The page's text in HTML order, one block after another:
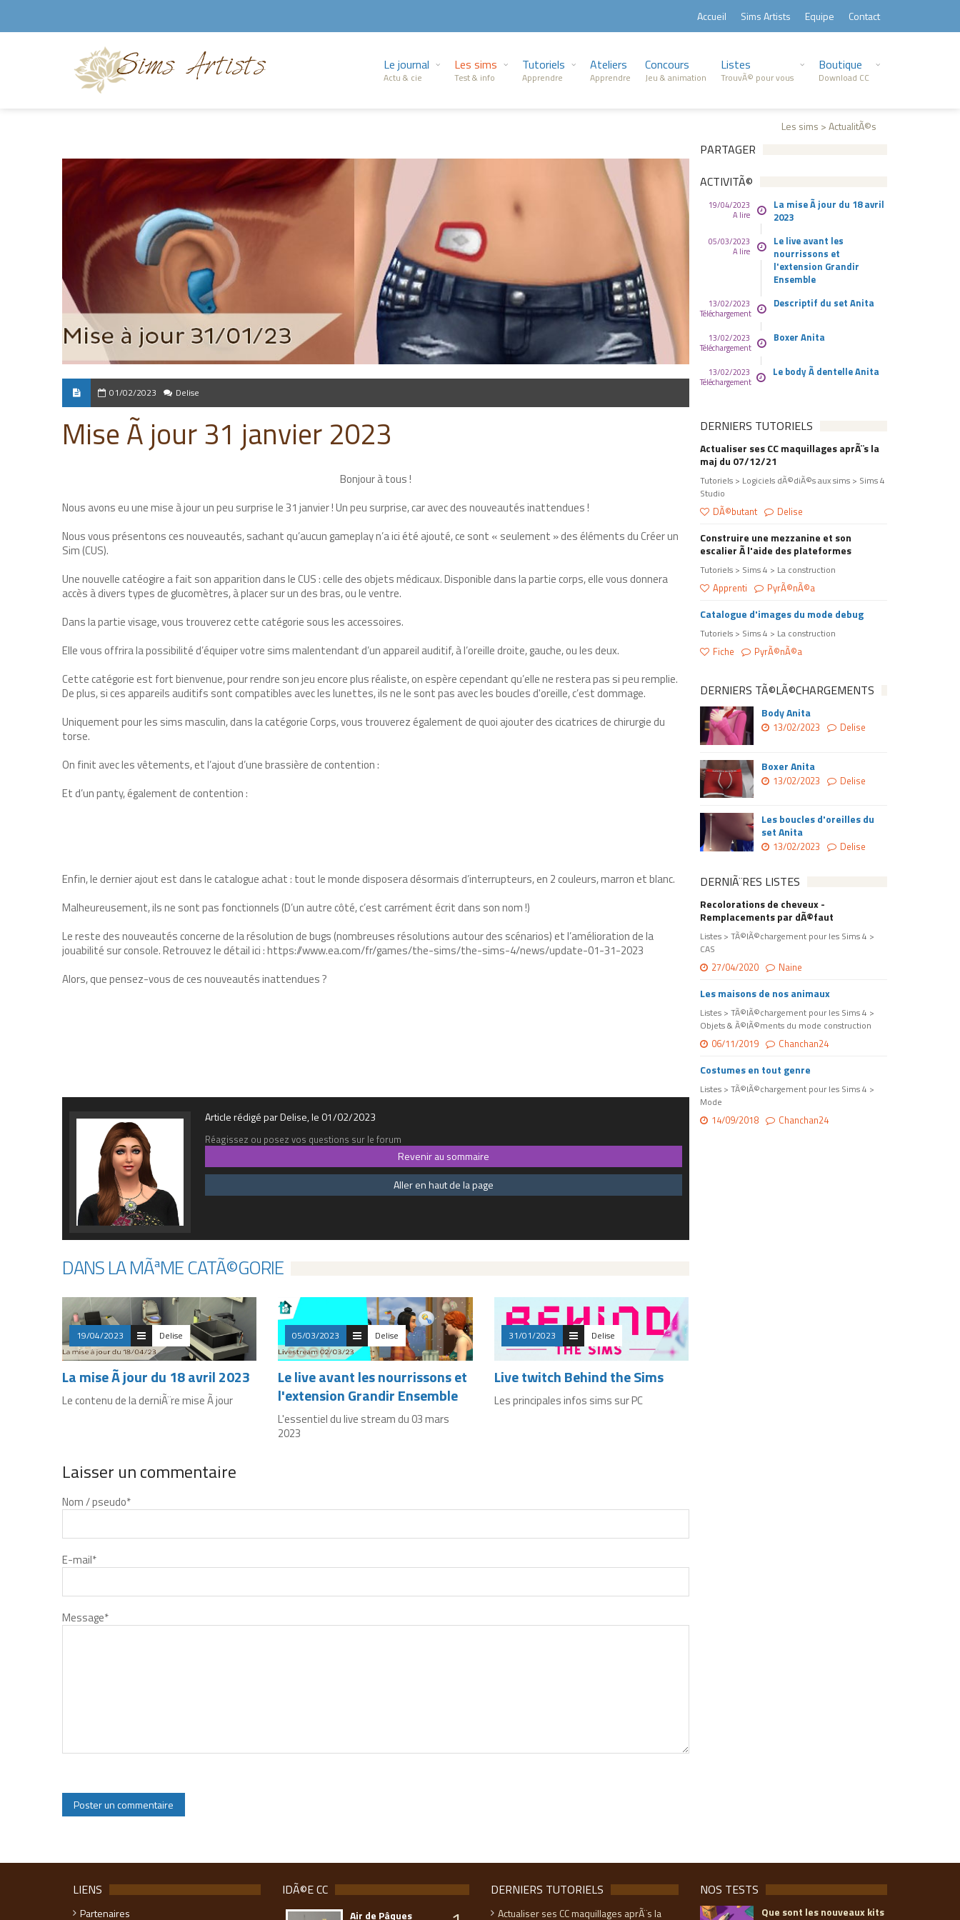
Accueil Sims Artists Equipe Contact
Le journal
Actu & cie
Les sims
Test & info
Tutoriels
Apprendre
Ateliers
Apprendre
Concours
Jeu & animation
Listes
TrouvÃ© pour vous
Boutique
Download CC
Les sims > ActualitÃ©s
01/02/2023 Delise
Mise Ã jour 31 janvier 2023
Bonjour à tous !
Nous avons eu une mise à jour un peu surprise le 31 janvier ! Un peu surprise, car avec des nouveautés inattendues !
Nous vous présentons ces nouveautés, sachant qu’aucun gameplay n’a ici été ajouté, ce sont « seulement » des éléments du Créer un
Sim (CUS).
Une nouvelle catéogire a fait son apparition dans le CUS : celle des objets médicaux. Disponible dans la partie corps, elle vous donnera
accès à divers types de glucomètres, à placer sur un des bras, ou le ventre.
Dans la partie visage, vous trouverez cette catégorie sous les accessoires.
Elle vous offrira la possibilité d’équiper votre sims malentendant d’un appareil auditif, à l’oreille droite, gauche, ou les deux.
Cette catégorie est fort bienvenue, pour rendre son jeu encore plus réaliste, on espère cependant qu’elle ne restera pas si peu remplie.
De plus, si ces appareils auditifs sont compatibles avec les lunettes, ils ne le sont pas avec les boucles d'oreille, c’est dommage.
Uniquement pour les sims masculin, dans la catégorie Corps, vous trouverez également de quoi ajouter des cicatrices de chirurgie du
torse.
On finit avec les vêtements, et l’ajout d’une brassière de contention :
Et d’un panty, également de contention :
Enfin, le dernier ajout est dans le catalogue achat : tout le monde disposera désormais d’interrupteurs, en 2 couleurs, marron et blanc.
Malheureusement, ils ne sont pas fonctionnels (D’un autre côté, c’est carrément écrit dans son nom !)
Le reste des nouveautés concerne de la résolution de bugs (nombreuses résolutions autour des scénarios) et l’amélioration de la
jouabilité sur console. Retrouvez le détail ici : https://www.ea.com/fr/games/the-sims/the-sims-4/news/update-01-31-2023
Alors, que pensez-vous de ces nouveautés inattendues ?
Article rédigé par Delise, le 01/02/2023
Réagissez ou posez vos questions sur le forum
Revenir au sommaire
Aller en haut de la page
DANS LA MÃªME CATÃ©GORIE
19/04/2023 Delise
La mise Ã jour du 18 avril 2023
Le contenu de la derniÃ¨re mise Ã jour
05/03/2023 Delise
Le live avant les nourrissons et
l'extension Grandir Ensemble
L'essentiel du live stream du 03 mars
2023
31/01/2023 Delise
Live twitch Behind the Sims
Les principales infos sims sur PC
Laisser un commentaire
Nom / pseudo*
E-mail*
Message*
PARTAGER
ACTIVITÃ©
19/04/2023
A lire
La mise Ã jour du 18 avril
2023
05/03/2023
A lire
Le live avant les
nourrissons et
l'extension Grandir
Ensemble
13/02/2023
Téléchargement
Descriptif du set Anita
13/02/2023
Téléchargement
Boxer Anita
13/02/2023
Téléchargement
Le body Ã dentelle Anita
DERNIERS TUTORIELS
Actualiser ses CC maquillages aprÃ¨s la
maj du 07/12/21
Tutoriels > Logiciels dÃ©diÃ©s aux sims > Sims 4
Studio
DÃ©butant Delise
Construire une mezzanine et son
escalier Ã l'aide des plateformes
Tutoriels > Sims 4 > La construction
Apprenti PyrÃ©nÃ©a
Catalogue d'images du mode debug
Tutoriels > Sims 4 > La construction
Fiche PyrÃ©nÃ©a
DERNIERS TÃ©LÃ©CHARGEMENTS
Body Anita
13/02/2023 Delise
Boxer Anita
13/02/2023 Delise
Les boucles d'oreilles du
set Anita
13/02/2023 Delise
DERNIÃ¨RES LISTES
Recolorations de cheveux -
Remplacements par dÃ©faut
Listes > TÃ©lÃ©chargement pour les Sims 4 >
CAS
27/04/2020 Naine
Les maisons de nos animaux
Listes > TÃ©lÃ©chargement pour les Sims 4 >
Objets & Ã©lÃ©ments du mode construction
06/11/2019 Chanchan24
Costumes en tout genre
Listes > TÃ©lÃ©chargement pour les Sims 4 >
Mode
14/09/2018 Chanchan24
LIENS
Partenaires
IDÃ©E CC
Air de Pâques
DERNIERS TUTORIELS
Actualiser ses CC maquillages aprÃ¨s la
NOS TESTS
Que sont les nouveaux kits